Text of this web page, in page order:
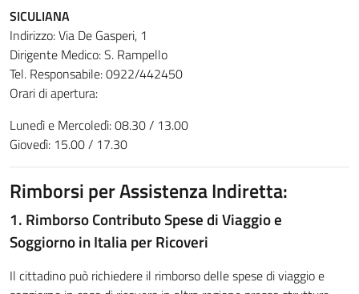
SICULIANA
Indirizzo: Via De Gasperi, 1
Dirigente Medico: S. Rampello
Tel. Responsabile: 0922/442450
Orari di apertura:
Lunedì e Mercoledì: 08.30 / 13.00
Giovedì: 15.00 / 17.30
Rimborsi per Assistenza Indiretta:
1. Rimborso Contributo Spese di Viaggio e
Soggiorno in Italia per Ricoveri
Il cittadino può richiedere il rimborso delle spese di viaggio e